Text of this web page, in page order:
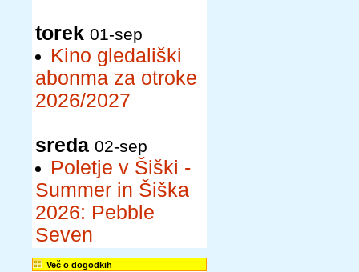
torek 01-sep
Kino gledališki
abonma za otroke
2026/2027
sreda 02-sep
Poletje v Šiški -
Summer in Šiška
2026: Pebble
Seven
Več o dogodkih